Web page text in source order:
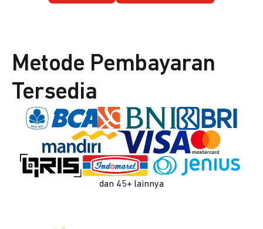
Metode Pembayaran
Tersedia
dan 45+ lainnya